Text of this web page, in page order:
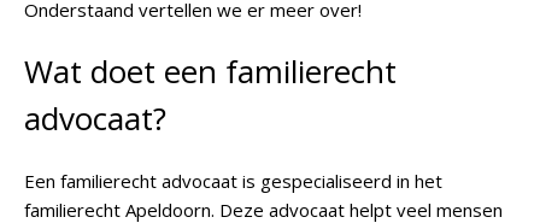
Onderstaand vertellen we er meer over!
Wat doet een familierecht
advocaat?
Een familierecht advocaat is gespecialiseerd in het
familierecht Apeldoorn. Deze advocaat helpt veel mensen